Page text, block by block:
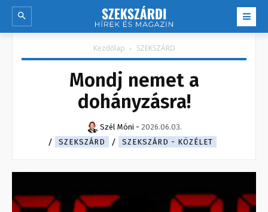
Kezdőlap SZEKSZÁRD
Mondj nemet a
dohányzásra!
Szél Móni - 2026.06.03.
SZEKSZÁRD
SZEKSZÁRD - KÖZÉLET